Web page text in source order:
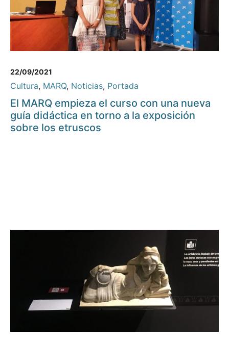
22/09/2021
Cultura, MARQ, Noticias, Portada
El MARQ empieza el curso con una nueva
guía didáctica en torno a la exposición
sobre los etruscos